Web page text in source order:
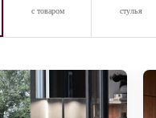
с товаром
стулья